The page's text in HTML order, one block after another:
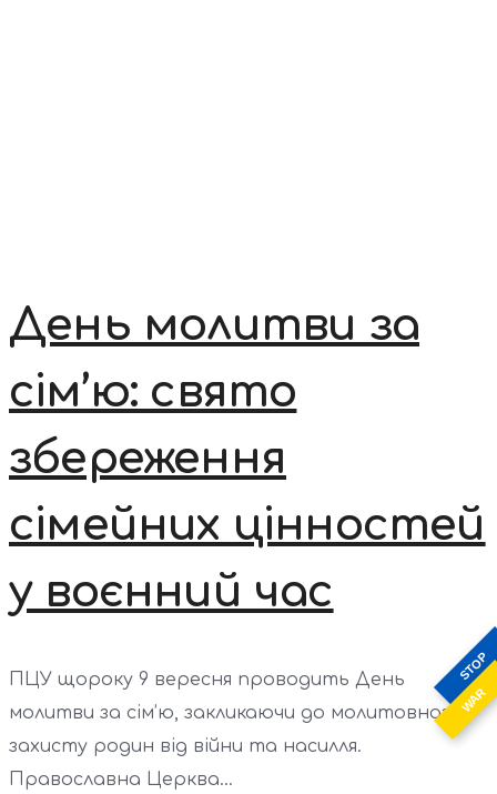
STOP
WAR
День молитви за
сім’ю: свято
збереження
сімейних цінностей
у воєнний час
ПЦУ щороку 9 вересня проводить День
молитви за сім’ю, закликаючи до молитовного
захисту родин від війни та насилля.
Православна Церква...